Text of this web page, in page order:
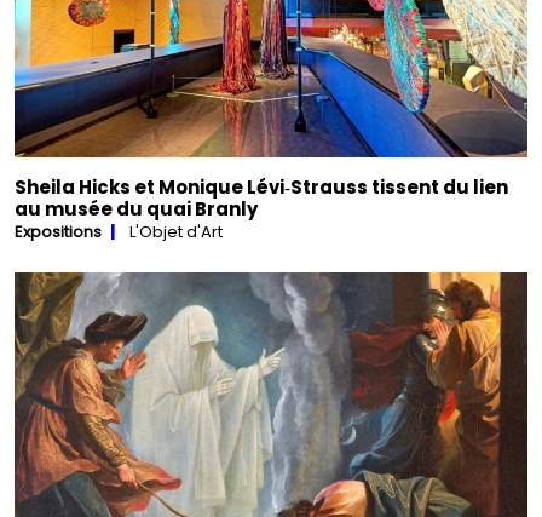
Sheila Hicks et Monique Lévi‑Strauss tissent du lien
au musée du quai Branly
Expositions L'Objet d'Art